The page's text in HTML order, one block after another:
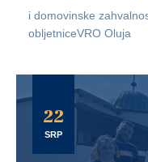
i domovinske
obljetniceVRO Oluja
22
SRP